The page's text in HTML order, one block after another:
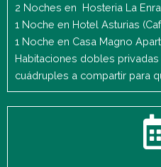
2 Noches en Hosteria La
1 Noche en Hotel Asturias
1 Noche en Casa Magno
Habitaciones dobles
cuádruples a compartir para